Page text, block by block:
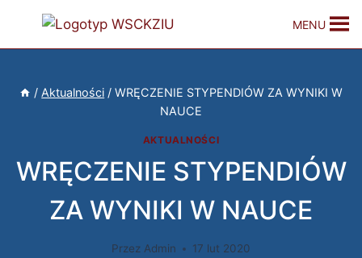
MENU
/ Aktualności / WRĘCZENIE STYPENDIÓW ZA WYNIKI W
NAUCE
AKTUALNOŚCI
WRĘCZENIE STYPENDIÓW
ZA WYNIKI W NAUCE
Przez Admin 17 lut 2020